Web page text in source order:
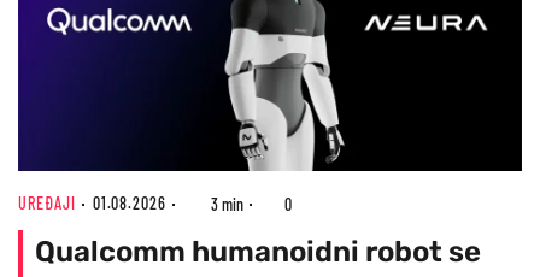
UREĐAJI 01.08.2026 3 min 0
Qualcomm humanoidni robot se